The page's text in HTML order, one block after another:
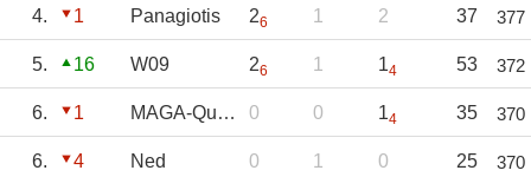
4. 1 Panagiotis 26 1 2 37 377
5. 16 W09 26 1 14 53 372
6. 1 MAGA-Quark 0 0 14 35 370
6. 4 Ned 0 1 0 25 370